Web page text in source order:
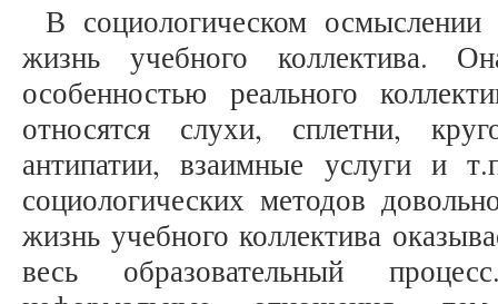
В социологическом
жизнь учебного коллектива.
особенностью реального
относятся слухи, сплетни,
антипатии, взаимные услуги и
социологических методов
жизнь учебного коллектива
весь образовательный